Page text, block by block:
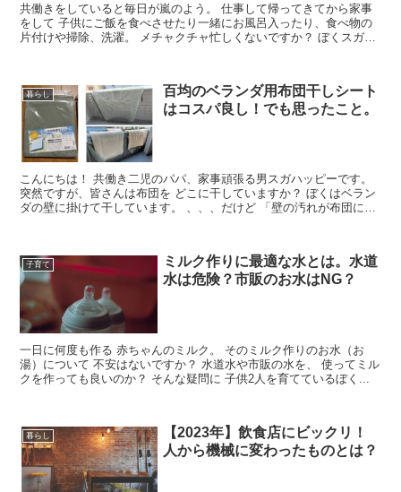
共働きをしていると毎日が嵐のよう。 仕事して帰ってきてから家事
をして 子供にご飯を食べさせたり一緒にお風呂入ったり、食べ物の
片付けや掃除、洗濯。 メチャクチャ忙しくないですか？ ぼくスガハ
暮らし
百均のベランダ用布団干しシート
はコスパ良し！でも思ったこと。
こんにちは！ 共働き二児のパパ、家事頑張る男スガハッピーです。
突然ですが、皆さんは布団を どこに干していますか？ ぼくはベラン
ダの壁に掛けて干しています。 、、、だけど 「壁の汚れが布団に付
子育て
ミルク作りに最適な水とは。水道
水は危険？市販のお水はNG？
一日に何度も作る 赤ちゃんのミルク。 そのミルク作りのお水（お
湯）について 不安はないですか？ 水道水や市販の水を、 使ってミル
クを作っても良いのか？ そんな疑問に 子供2人を育てているぼく...
暮らし
【2023年】飲食店にビックリ！
人から機械に変わったものとは？